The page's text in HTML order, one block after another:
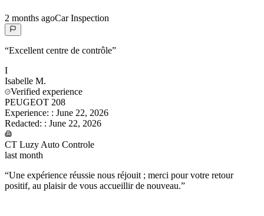
2 months agoCar Inspection
“Excellent centre de contrôle”
I
Isabelle M.
Verified experience
PEUGEOT 208
Experience: : June 22, 2026
Redacted: : June 22, 2026
CT Luzy Auto Controle
last month
“Une expérience réussie nous réjouit ; merci pour votre retour
positif, au plaisir de vous accueillir de nouveau.”